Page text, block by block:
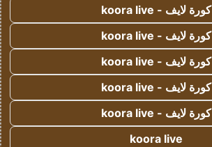
كورة لايف - koora live
كورة لايف - koora live
كورة لايف - koora live
كورة لايف - koora live
كورة لايف - koora live
koora live